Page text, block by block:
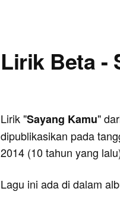
Lirik Beta -
Lirik "Sayang Kamu"
dipublikasikan pada
2014 (10 tahun yang
Lagu ini ada di dalam